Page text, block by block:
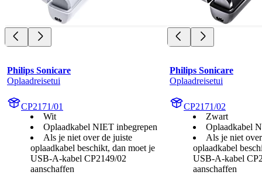
Philips Sonicare
Oplaadreisetui
CP2171/01
Wit
Oplaadkabel NIET inbegrepen
Als je niet over de juiste
oplaadkabel beschikt, dan moet je
USB-A-kabel CP2149/02
aanschaffen
Philips Sonicare
Oplaadreisetui
CP2171/02
Zwart
Oplaadkabel
Als je niet
oplaadkabel
USB-A-kabel
aanschaffen